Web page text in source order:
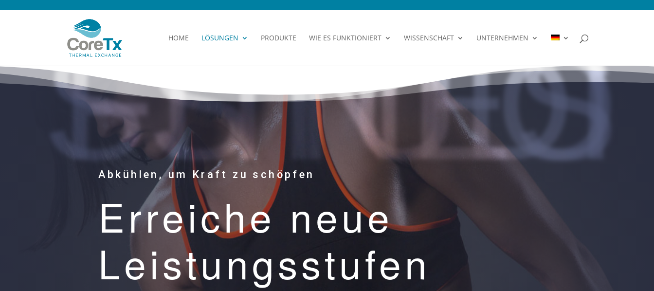
HOME LÖSUNGEN PRODUKTE WIE ES FUNKTIONIERT WISSENSCHAFT UNTERNEHMEN
FITNESSSTUDIO
Abkühlen, um Kraft zu schöpfen
Erreiche neue
Leistungsstufen